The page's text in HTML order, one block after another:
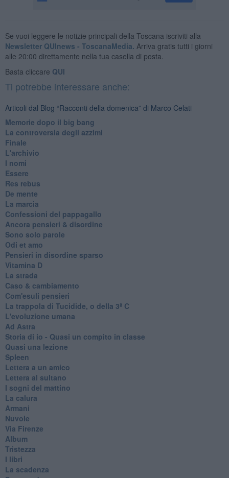
Se vuoi leggere le notizie principali della Toscana iscriviti alla
Newsletter QUInews - ToscanaMedia. Arriva gratis tutti i giorni
alle 20:00 direttamente nella tua casella di posta.
Basta cliccare QUI
Ti potrebbe interessare anche:
Articoli dal Blog “Racconti della domenica” di Marco Celati
Memorie dopo il big bang
La controversia degli azzimi
Finale
L'archivio
I nomi
Essere
Res rebus
De mente
La marcia
Confessioni del pappagallo
Ancora pensieri & disordine
Sono solo parole
Odi et amo
Pensieri in disordine sparso
Vitamina D
La strada
Caso & cambiamento
Com'esuli pensieri
La trappola di Tucidide, o della 3ª C
L'evoluzione umana
Ad Astra
Storia di io - Quasi un compito in classe
Quasi una lezione
Spleen
Lettera a un amico
Lettera al sultano
I sogni del mattino
La calura
Armani
Nuvole
Via Firenze
Album
Tristezza
I libri
La scadenza